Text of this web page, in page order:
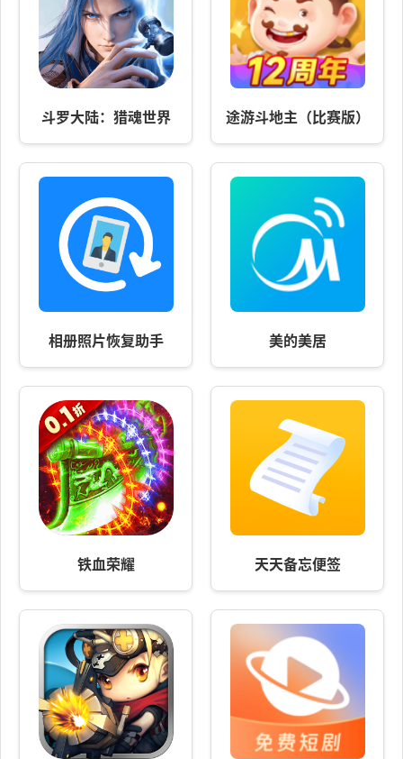
斗罗大陆：猎魂世界 途游斗地主（比赛版）
相册照片恢复助手 美的美居
铁血荣耀 天天备忘便签